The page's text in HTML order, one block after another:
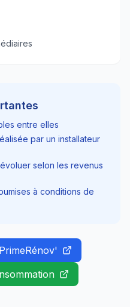
entre elles
par un installateur
selon les revenus
à conditions de